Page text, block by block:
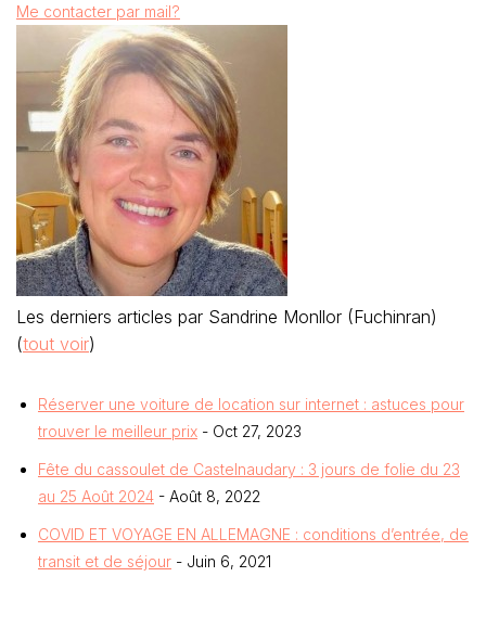
Me contacter par mail?
Les derniers articles par Sandrine Monllor (Fuchinran)
(tout voir)
Réserver une voiture de location sur internet : astuces pour
trouver le meilleur prix - Oct 27, 2023
Fête du cassoulet de Castelnaudary : 3 jours de folie du 23
au 25 Août 2024 - Août 8, 2022
COVID ET VOYAGE EN ALLEMAGNE : conditions d’entrée, de
transit et de séjour - Juin 6, 2021